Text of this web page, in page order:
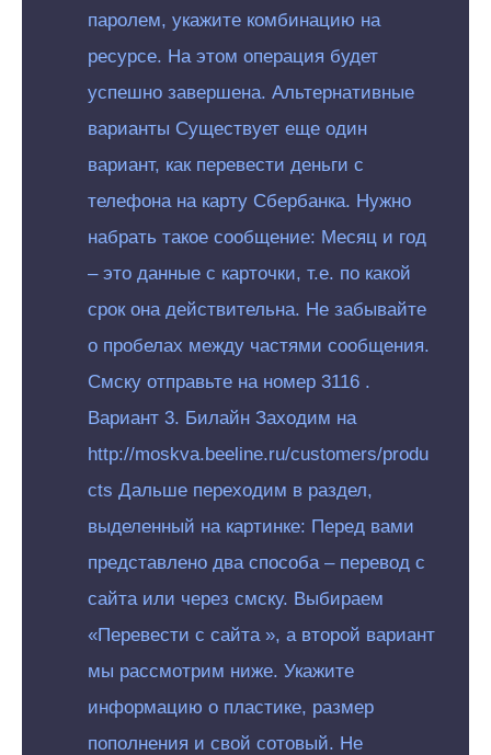
паролем, укажите комбинацию на
ресурсе. На этом операция будет
успешно завершена. Альтернативные
варианты Существует еще один
вариант, как перевести деньги с
телефона на карту Сбербанка. Нужно
набрать такое сообщение: Месяц и год
– это данные с карточки, т.е. по какой
срок она действительна. Не забывайте
о пробелах между частями сообщения.
Смску отправьте на номер 3116 .
Вариант 3. Билайн Заходим на
http://moskva.beeline.ru/customers/produ
cts Дальше переходим в раздел,
выделенный на картинке: Перед вами
представлено два способа – перевод с
сайта или через смску. Выбираем
«Перевести с сайта », а второй вариант
мы рассмотрим ниже. Укажите
информацию о пластике, размер
пополнения и свой сотовый. Не